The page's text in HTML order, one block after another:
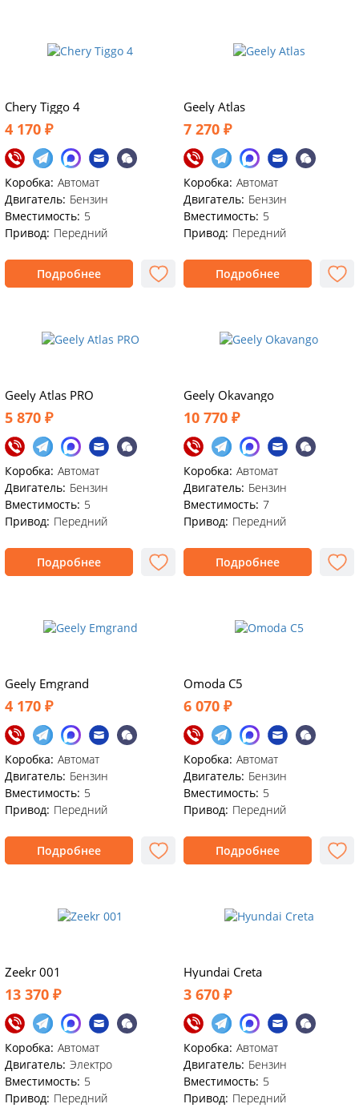
Chery Tiggo 4
4 170 ₽
Коробка: Автомат
Двигатель: Бензин
Вместимость: 5
Привод: Передний
Подробнее
Geely Atlas
7 270 ₽
Коробка: Автомат
Двигатель: Бензин
Вместимость: 5
Привод: Передний
Подробнее
Geely Atlas PRO
5 870 ₽
Коробка: Автомат
Двигатель: Бензин
Вместимость: 5
Привод: Передний
Подробнее
Geely Okavango
10 770 ₽
Коробка: Автомат
Двигатель: Бензин
Вместимость: 7
Привод: Передний
Подробнее
Geely Emgrand
4 170 ₽
Коробка: Автомат
Двигатель: Бензин
Вместимость: 5
Привод: Передний
Подробнее
Omoda C5
6 070 ₽
Коробка: Автомат
Двигатель: Бензин
Вместимость: 5
Привод: Передний
Подробнее
Zeekr 001
13 370 ₽
Коробка: Автомат
Двигатель: Электро
Вместимость: 5
Привод: Передний
Hyundai Creta
3 670 ₽
Коробка: Автомат
Двигатель: Бензин
Вместимость: 5
Привод: Передний